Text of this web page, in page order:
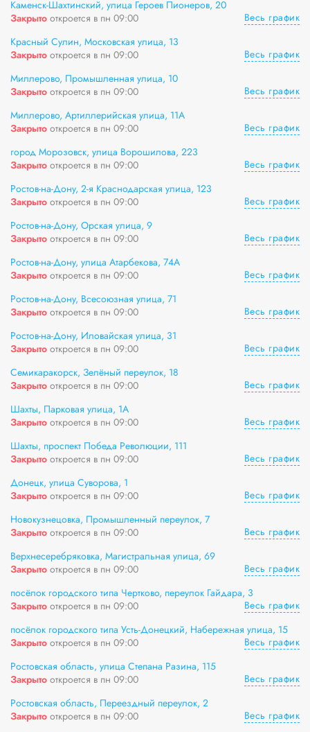
Каменск-Шахтинский, улица Героев Пионеров, 20
Закрыто откроется в пн 09:00
Весь график
Красный Сулин, Московская улица, 13
Закрыто откроется в пн 09:00
Весь график
Миллерово, Промышленная улица, 10
Закрыто откроется в пн 09:00
Весь график
Миллерово, Артиллерийская улица, 11А
Закрыто откроется в пн 09:00
Весь график
город Морозовск, улица Ворошилова, 223
Закрыто откроется в пн 09:00
Весь график
Ростов-на-Дону, 2-я Краснодарская улица, 123
Закрыто откроется в пн 09:00
Весь график
Ростов-на-Дону, Орская улица, 9
Закрыто откроется в пн 09:00
Весь график
Ростов-на-Дону, улица Атарбекова, 74А
Закрыто откроется в пн 09:00
Весь график
Ростов-на-Дону, Всесоюзная улица, 71
Закрыто откроется в пн 09:00
Весь график
Ростов-на-Дону, Иловайская улица, 31
Закрыто откроется в пн 09:00
Весь график
Семикаракорск, Зелёный переулок, 18
Закрыто откроется в пн 09:00
Весь график
Шахты, Парковая улица, 1А
Закрыто откроется в пн 09:00
Весь график
Шахты, проспект Победа Революции, 111
Закрыто откроется в пн 09:00
Весь график
Донецк, улица Суворова, 1
Закрыто откроется в пн 09:00
Весь график
Новокузнецовка, Промышленный переулок, 7
Закрыто откроется в пн 09:00
Весь график
Верхнесеребряковка, Магистральная улица, 69
Закрыто откроется в пн 09:00
Весь график
посёлок городского типа Чертково, переулок Гайдара, 3
Закрыто откроется в пн 09:00
Весь график
посёлок городского типа Усть-Донецкий, Набережная улица, 15
Закрыто откроется в пн 09:00
Весь график
Ростовская область, улица Степана Разина, 115
Закрыто откроется в пн 09:00
Весь график
Ростовская область, Переездный переулок, 2
Закрыто откроется в пн 09:00
Весь график